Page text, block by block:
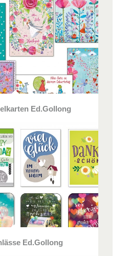
Ed.Gollong
Ed.Gollong